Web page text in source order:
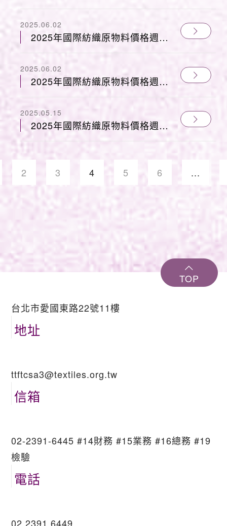
2025.06.02
2025年國際紡織原物料價格週報
2025.06.02
2025年國際紡織原物料價格週報
2025.05.15
2025年國際紡織原物料價格週報
0502
2 3 4 5 6 ...
台北市愛國東路22號11樓
地址
ttftcsa3@textiles.org.tw
信箱
02-2391-6445 #14財務 #15業務 #16總務 #19
檢驗
電話
02 2391 6449
TOP